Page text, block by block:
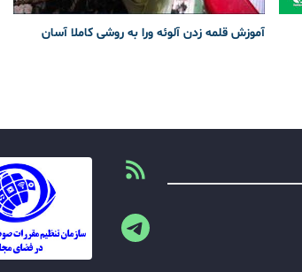
آموزش قلمه زدن آلوئه ورا به روشی کاملا آسان